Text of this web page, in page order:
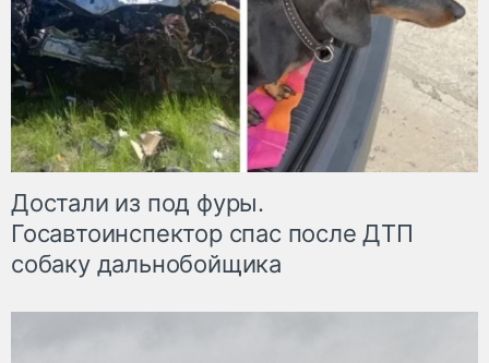
Достали из под фуры.
Госавтоинспектор спас после ДТП
собаку дальнобойщика